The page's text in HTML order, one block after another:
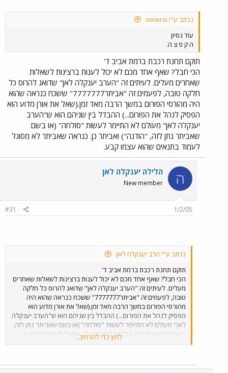
נכתב ע"י omersi:
עוד נסיון
ה ק פ צ ה.
תוקם תחנת רכבת ברמת אביב ד'
הכי חבל? שאף אחד מכם לא יכול לענות ברצינות לשאלות
שאחרים מעלים. לעיתים זה "הערב יענקלה לאן" שדואג להרוס כל
חלקה טובה, לפעמים זה "אביתר7777777" ששכח כנראה שהוא
היה מהורסי הפורום במשך הרבה מאד זמן.(שאל את אורן מדוע הוא
הפסיק לנהל את הפורום...) ההבדל בין שניהם הוא ש"הערב
יענקלה לאן" מעולם לא התיימר לעשות "סולחה" (או בשם
שאביתר נתן לזה, "הודנה") ואביתר כן. כנראה שאביתר לא מסוגל
לעמוד בתנאים שהוא עצמו קבע.
ה הלילה יענקלה לאן
New member
1/2/05
#31
נכתב ע"י הרב יענקלה לאן:
תוקם תחנת רכבת ברמת אביב ד'
הכי חבל? שאף אחד מכם לא יכול לענות ברצינות לשאלות שאחרים
מעלים. לעיתים זה "הערב יענקלה לאן" שדואג להרוס כל חלקה
טובה, לפעמים זה "אביתר7777777" ששכח כנראה שהוא היה
מהורסי הפורום במשך הרבה מאד זמן.(שאל את אורן מדוע הוא
הפסיק לנהל את הפורום...) ההבדל בין שניהם הוא ש"הערב יענקלה
לאן" מעולם לא התיימר לעשות "סולחה" (או בשם שאביתר נתן לזה,
"הודנה") ואביתר כן. כנראה שאביתר לא מסוגל לעמוד בתנאים
לחץ כדי להרחיב...